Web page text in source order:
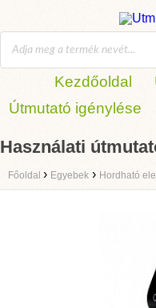
Kezdőoldal
Útmutató igénylése
Használati
Főoldal › Egyebek › Hordható